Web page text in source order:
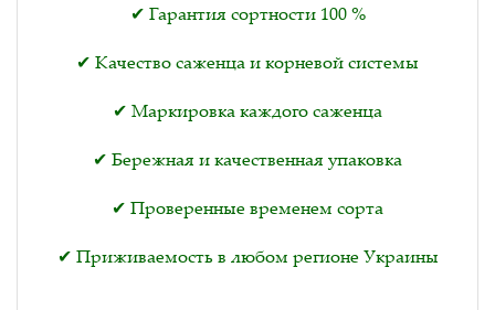
✔ Гарантия сортности 100 %
✔ Качество саженца и корневой системы
✔ Маркировка каждого саженца
✔ Бережная и качественная упаковка
✔ Проверенные временем сорта
✔ Приживаемость в любом регионе Украины